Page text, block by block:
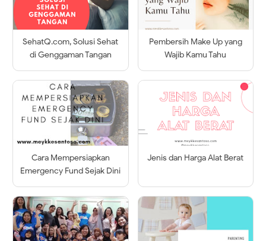
SehatQ.com, Solusi Sehat
di Genggaman Tangan
Pembersih Make Up yang
Wajib Kamu Tahu
Cara Mempersiapkan
Emergency Fund Sejak Dini
Jenis dan Harga Alat Berat